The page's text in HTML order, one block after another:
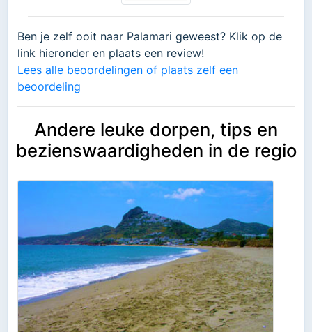
Ben je zelf ooit naar Palamari geweest? Klik op de
link hieronder en plaats een review!
Lees alle beoordelingen of plaats zelf een
beoordeling
Andere leuke dorpen, tips en
bezienswaardigheden in de regio